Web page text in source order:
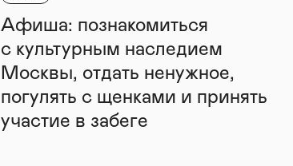
Афиша: познакомиться
с культурным наследием
Москвы, отдать ненужное,
погулять с щенками и принять
участие в забеге